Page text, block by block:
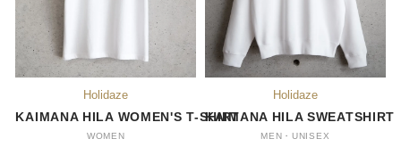
KAIMANA HILA WOMEN'S T-SHIRT
WOMEN
KAIMANA HILA SWEATSHIRT
MEN・UNISEX